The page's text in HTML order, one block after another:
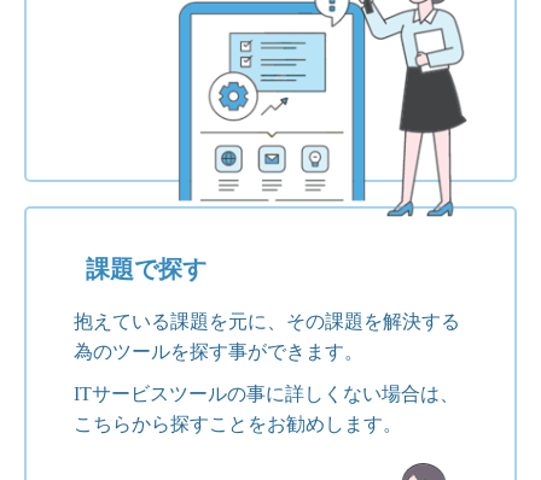
課題で探す
抱えている課題を元に、その課題を解決する
為のツールを探す事ができます。
ITサービスツールの事に詳しくない場合は、
こちらから探すことをお勧めします。